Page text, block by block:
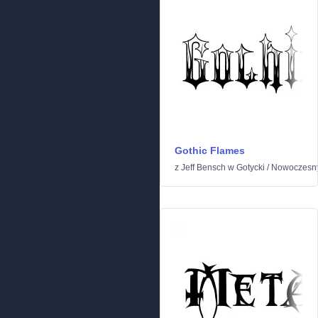
Gothic Flames
z Jeff Bensch w Gotycki /